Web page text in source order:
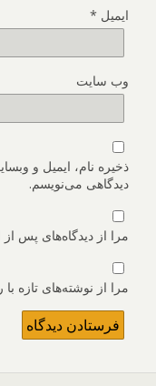
ایمیل *
وب‌ سایت
ذخیره نام، ایمیل و
دیدگاهی می‌نویسم.
مرا از دیدگاه‌های پس از
مرا از نوشته‌های تازه با